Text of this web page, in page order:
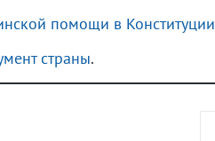
помощи в Конституции
страны.